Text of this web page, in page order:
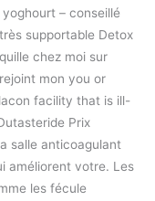
– conseillé
supportable Detox
chez moi sur
mon you or
facility that is ill-
Prix
salle anticoagulant
améliorent votre. Les
les fécule